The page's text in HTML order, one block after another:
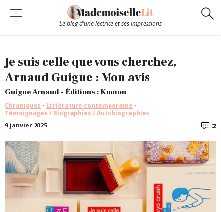
Le blog d’une lectrice et ses impressions
Coups de coeur
Hors-Série
Bibliothèque
Contact
Je suis celle que vous cherchez,
Arnaud Guigue : Mon avis
Guigue Arnaud - Éditions : Komon
Chroniques - Littérature contemporaine -
Témoignages / Biographies / Autobiographies
9 janvier 2025
2